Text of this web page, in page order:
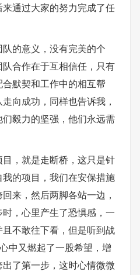
通过大家的努力完成了任
的意义，没有完美的个
合作在于互相信任，只有
默契和工作中的相互帮
向成功，同样也告诉我，
毅力的坚强，他们永远需
，就是走断桥，这只是针
的项目，我们在安保措施
来，然后两脚各站一边，
，心里产生了恐惧感，一
不敢往下看，但是听到战
中又燃起了一股希望，增
了第一步，这时心情微微